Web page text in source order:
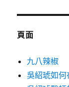
鍵
頁面
九八辣椒
吳紹琥如